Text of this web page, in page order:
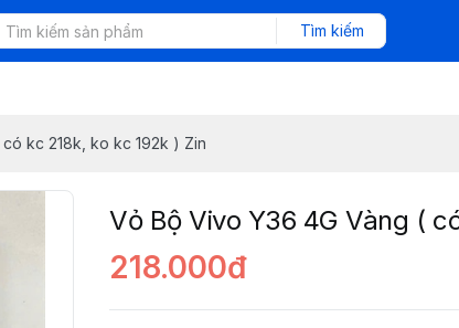
Tìm kiếm
kc 218k, ko kc 192k ) Zin
Vỏ Bộ Vivo Y36 4G Vàng (
218.000đ